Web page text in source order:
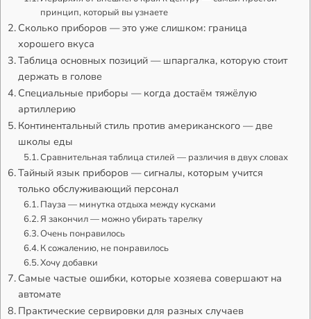
принцип, который вы узнаете
Сколько приборов — это уже слишком: граница
хорошего вкуса
Таблица основных позиций — шпаргалка, которую стоит
держать в голове
Специальные приборы — когда достаём тяжёлую
артиллерию
Континентальный стиль против американского — две
школы еды
Сравнительная таблица стилей — различия в двух словах
Тайный язык приборов — сигналы, которым учится
только обслуживающий персонал
Пауза — минутка отдыха между кусками
Я закончил — можно убирать тарелку
Очень понравилось
К сожалению, не понравилось
Хочу добавки
Самые частые ошибки, которые хозяева совершают на
автомате
Практические сервировки для разных случаев